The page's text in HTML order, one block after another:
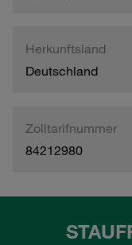
Herkunftsland
Deutschland
Zolltarifnummer
84212980